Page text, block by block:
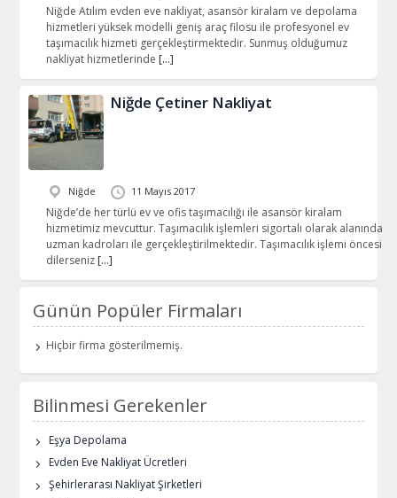
Niğde Atılım evden eve nakliyat, asansör kiralam ve depolama
hizmetleri yüksek modelli geniş araç filosu ile profesyonel ev
taşımacılık hizmeti gerçekleştirmektedir. Sunmuş olduğumuz
nakliyat hizmetlerinde […]
Niğde Çetiner Nakliyat
Niğde 11 Mayıs 2017
Niğde’de her türlü ev ve ofis taşımacılığı ile asansör kiralam
hizmetimiz mevcuttur. Taşımacılık işlemleri sigortalı olarak alanında
uzman kadroları ile gerçekleştirilmektedir. Taşımacılık işlemi öncesi
dilerseniz […]
Günün Popüler Firmaları
Hiçbir firma gösterilmemiş.
Bilinmesi Gerekenler
Eşya Depolama
Evden Eve Nakliyat Ücretleri
Şehirlerarası Nakliyat Şirketleri